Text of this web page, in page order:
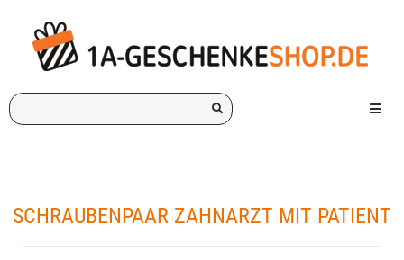
Ich
suche
Menü
SCHRAUBENPAAR ZAHNARZT MIT PATIENT